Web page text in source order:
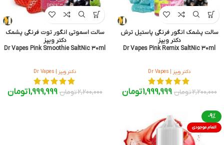
سالت پشمک انگور فرنگی پاستیل ترش
دکتر ویپز
Dr Vapes Pink Remix SaltNic 30ml
دکتر ویپز | Dr Vapes
2,200,000تومان 1,999,999تومان
سالت اسموتی انگور توت فرنگی پشمک
دکتر ویپز
Dr Vapes Pink Smoothie SaltNic ۳۰ml
دکتر ویپز | Dr Vapes
2,200,000تومان 1,999,999تومان
-9%
اتمام موجودی